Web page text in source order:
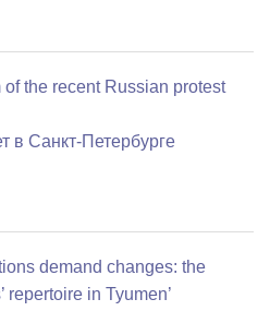
the recent Russian protest
в Санкт-Петербурге
demand changes: the
repertoire in Tyumen’